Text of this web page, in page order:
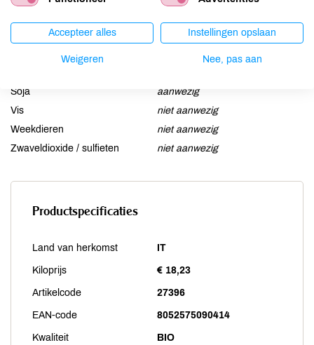
Schaaldieren
niet aanwezig
niet aanwezig
Soja
aanwezig
Vis
niet aanwezig
Weekdieren
niet aanwezig
Zwaveldioxide / sulfieten
niet aanwezig
Productspecificaties
Land van herkomst IT
Kiloprijs € 18,23
Artikelcode 27396
EAN-code 8052575090414
Kwaliteit BIO
Accepteer alles Instellingen opslaan
Weigeren Nee, pas aan